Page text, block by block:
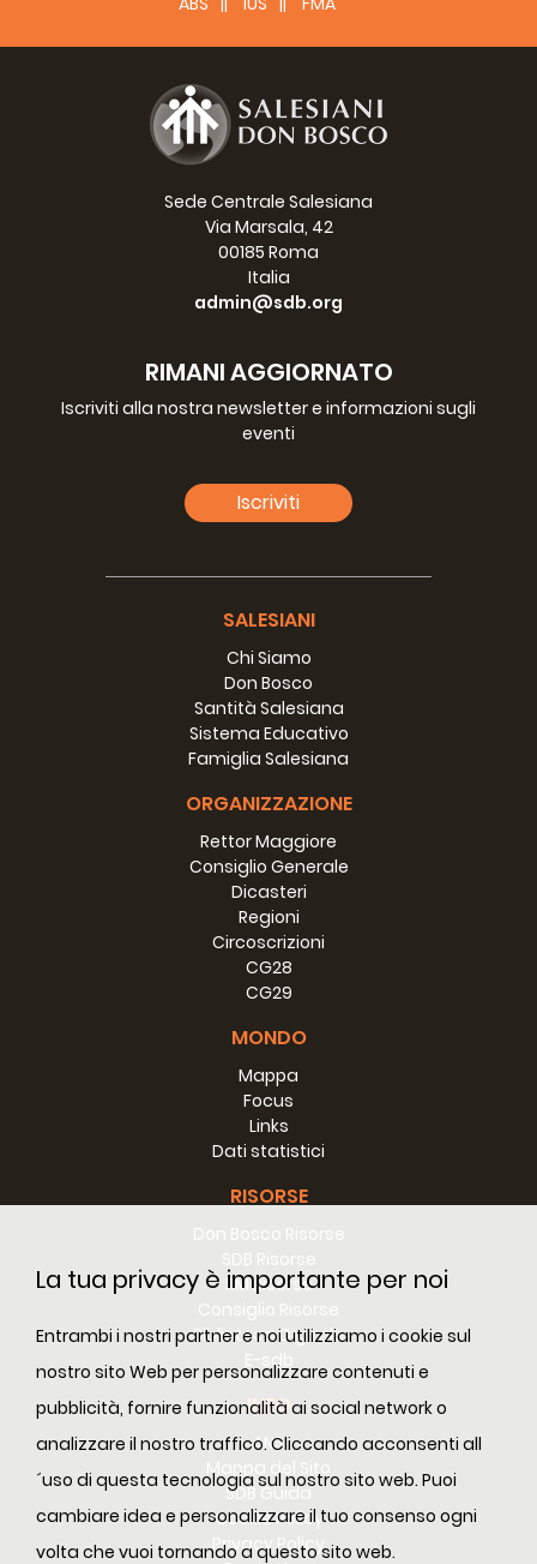
La tua privacy è importante per noi
Entrambi i nostri partner e noi utilizziamo i cookie sul
nostro sito Web per personalizzare contenuti e
pubblicità, fornire funzionalità ai social network o
analizzare il nostro traffico. Cliccando acconsenti all
´uso di questa tecnologia sul nostro sito web. Puoi
cambiare idea e personalizzare il tuo consenso ogni
volta che vuoi tornando a questo sito web.
Progetto: EXPO 2009
Data:
12 novembre
2009
Luogo:
Wau, Sudan
Ispettoria:
Che cosa è stato EXPO 2009? Quando ebbe
A Wau, Sudan Meridionale, dove i salesiani
sono presenti fin dal 1985, abbiamo un
Centro professionale. L’idea di presentare
questa zona, ma anche alle altre scuole e
centri, crebbe dietro l’iniziativa della
Comunità Salesiana a Wau, diretta da don
Giacobbe Thelekkadan. Dopo una lunga e
intensa preparazione di più di un mese, con
la sentita collaborazione e intenso lavoro
sia del personale che degli studenti di
DBVTC sotto l’attenta e vigile e interessata
guida di don Matteo KJ, Ispettore, e dei
volontari, il DBVTC EXPO 2009 era pronto
Sede Centrale Salesiana
Via Marsala, 42
00185 Roma
Italia
admin@sdb.org
RIMANI AGGIORNATO
Iscriviti alla nostra newsletter e informazioni sugli
eventi
Iscriviti
SALESIANI
Chi Siamo
Don Bosco
Santità Salesiana
Sistema Educativo
Famiglia Salesiana
ORGANIZZAZIONE
Rettor Maggiore
Consiglio Generale
Dicasteri
Regioni
Circoscrizioni
CG28
CG29
MONDO
Mappa
Focus
Links
Dati statistici
RISORSE
RM Risorse
Biblioteca Digitale
E-sdb
INFO
ANS
Mappa del Sito
SDB Guida
Cookie Policy
Privacy Policy